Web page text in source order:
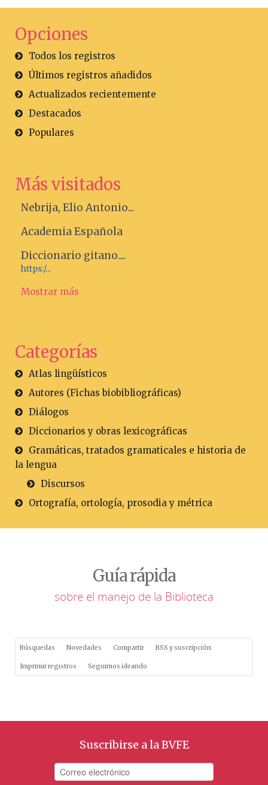
Opciones
Todos los registros
Últimos registros añadidos
Actualizados recientemente
Destacados
Populares
Más visitados
Nebrija, Elio Antonio...
Academia Española
Diccionario gitano....
https:/...
Mostrar más
Categorías
Atlas lingüísticos
Autores (Fichas biobibliográficas)
Diálogos
Diccionarios y obras lexicográficas
Gramáticas, tratados gramaticales e historia de
la lengua
Discursos
Ortografía, ortología, prosodia y métrica
Guía rápida
sobre el manejo de la Biblioteca
Búsquedas Novedades Compartir RSS y suscripción
Imprimir registros Seguimos ideando
Suscribirse a la BVFE